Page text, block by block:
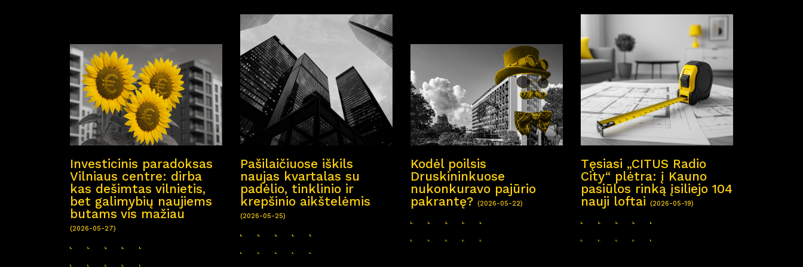
Investicinis paradoksas
Vilniaus centre: dirba
kas dešimtas vilnietis,
bet galimybių naujiems
butams vis mažiau
(2026-05-27)
Pašilaičiuose iškils
naujas kvartalas su
padėlio, tinklinio ir
krepšinio aikštelėmis
(2026-05-25)
Kodėl poilsis
Druskininkuose
nukonkuravo pajūrio
pakrantę? (2026-05-22)
Tęsiasi „CITUS Radio
City“ plėtra: į Kauno
pasiūlos rinką įsiliejo 104
nauji loftai
(2026-05-19)